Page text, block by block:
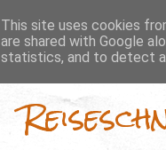
This site uses cookies
are shared with Google
statistics, and to detect